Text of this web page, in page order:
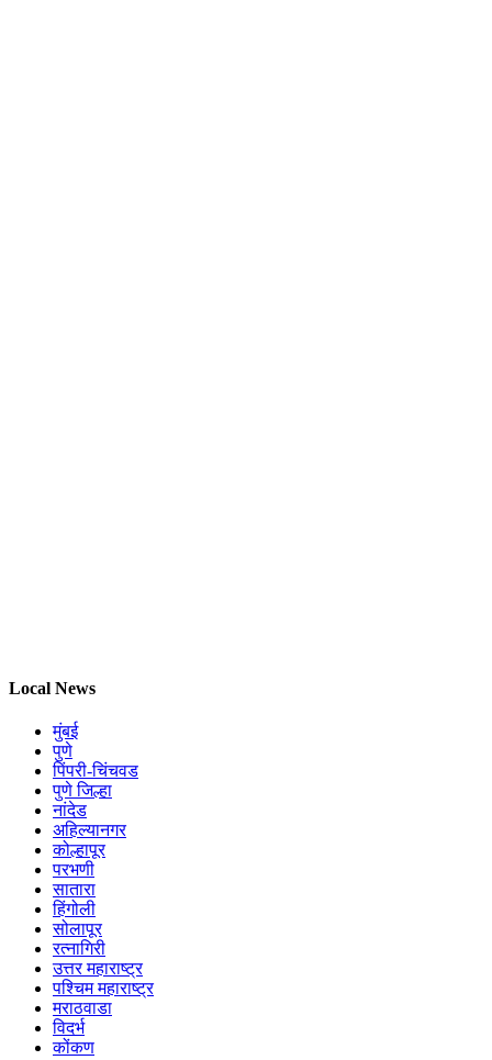
Local News
मुंबई
पुणे
पिंपरी-चिंचवड
पुणे जिल्हा
नांदेड
अहिल्यानगर
कोल्हापूर
परभणी
सातारा
हिंगोली
सोलापूर
रत्नागिरी
उत्तर महाराष्ट्र
पश्चिम महाराष्ट्र
मराठवाडा
विदर्भ
कोंकण